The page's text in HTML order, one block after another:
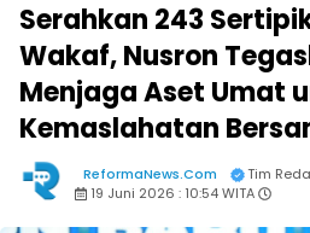
Serahkan 243
Wakaf, Nusron
Menjaga Aset Umat
Kemaslahatan
ReformaNews.Com
Tim
19 Juni 2026 : 10:54 WITA